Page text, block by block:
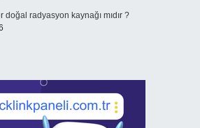
doğal radyasyon kaynağı mıdır ?